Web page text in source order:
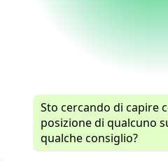
Sto cercando di capire
posizione di qualcuno
qualche consiglio?